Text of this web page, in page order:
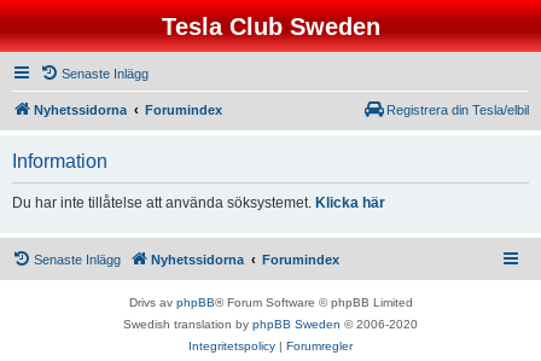
Tesla Club Sweden
Senaste Inlägg
Nyhetssidorna Forumindex Registrera din Tesla/elbil
Information
Du har inte tillåtelse att använda söksystemet. Klicka här
Senaste Inlägg Nyhetssidorna Forumindex
Drivs av phpBB® Forum Software © phpBB Limited
Swedish translation by phpBB Sweden © 2006-2020
Integritetspolicy | Forumregler